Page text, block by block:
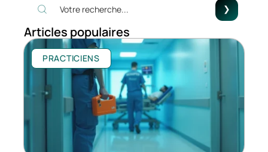
Articles populaires
PRACTICIENS